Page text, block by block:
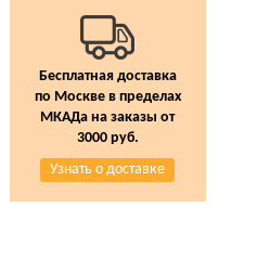
Бесплатная доставка
по Москве в пределах
МКАДа на заказы от
3000 руб.
Узнать о доставке